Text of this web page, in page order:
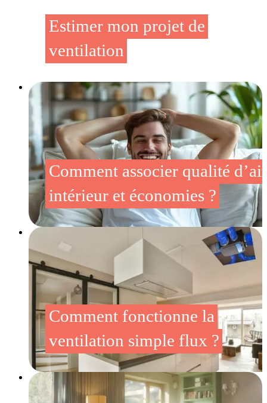
Estimer mon projet de
ventilation
Comment associer qualité d’air
intérieur et économies ?
Comment fonctionne la
ventilation simple flux ?